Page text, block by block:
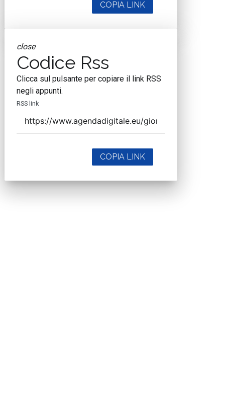
COPIA LINK
close
Codice Rss
Clicca sul pulsante per copiare il link RSS
negli appunti.
RSS link
COPIA LINK